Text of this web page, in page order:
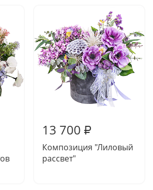
13 700 ₽
Композиция "Лиловый
рассвет"